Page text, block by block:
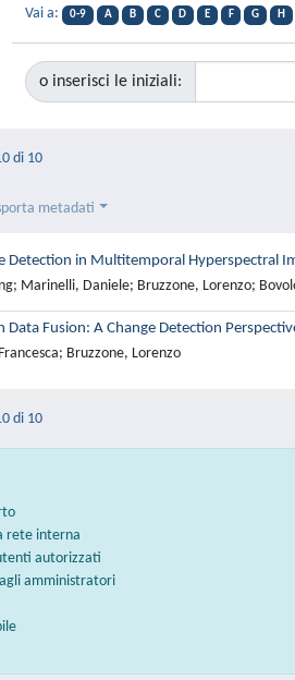
Vai a: 0-9 A B C D E F G H
o inserisci le iniziali:
di 10
metadati
Detection in Multitemporal Hyperspectral
Marinelli, Daniele; Bruzzone, Lorenzo;
Data Fusion: A Change Detection
Bruzzone, Lorenzo
di 10
rete interna
autorizzati
amministratori